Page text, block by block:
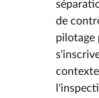
de
pilotage